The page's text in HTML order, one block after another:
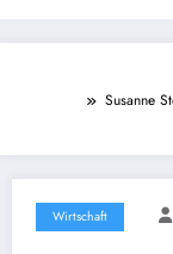
Susanne
Wirtschaft